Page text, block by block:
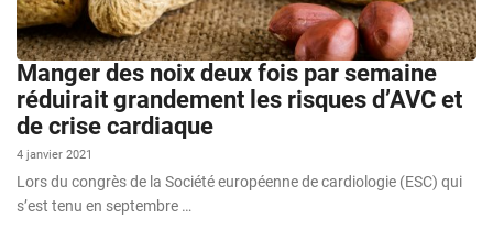
Manger des noix deux fois par semaine
réduirait grandement les risques d’AVC et
de crise cardiaque
4 janvier 2021
Lors du congrès de la Société européenne de cardiologie (ESC) qui
s’est tenu en septembre …